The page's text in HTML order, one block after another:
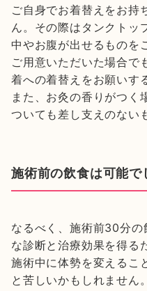
ご自身でお着替えをお持
ん。その際はタンクトッ
中やお腹が出せるものを
ご用意いただいた場合で
着への着替えをお願いす
また、お灸の香りがつく
ついても差し支えのない
施術前の飲食は可能で
なるべく、施術前30分
な診断と治療効果を得る
施術中に体勢を変えるこ
と苦しいかもしれません。